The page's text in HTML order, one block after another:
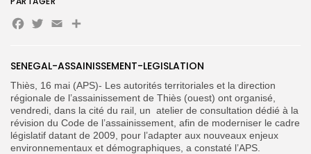
Search
Button
FR
SENEGAL-ASSAINISSEMENT-LEGISLATION
Thiès, 16 mai (APS)- Les autorités territoriales et la direction
régionale de l’assainissement de Thiès (ouest) ont organisé,
vendredi, dans la cité du rail, un atelier de consultation dédié à la
révision du Code de l’assainissement, afin de moderniser le cadre
législatif datant de 2009, pour l’adapter aux nouveaux enjeux
environnementaux et démographiques, a constaté l’APS.
Facebook
Twitter
EmailPartager